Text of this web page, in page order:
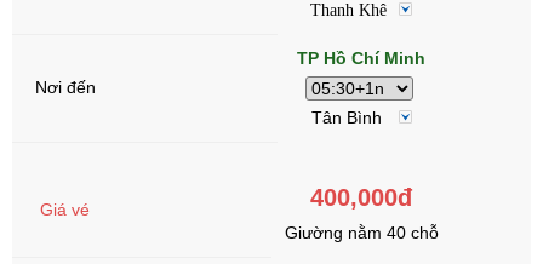
Thanh Khê
TP Hồ Chí Minh
Tân Bình
400,000đ
Giường nằm 40 chỗ